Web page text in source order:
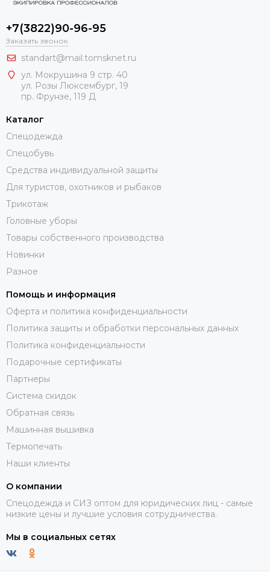
+7(3822)90-96-95
Заказать звонок
standart@mail.tomsknet.ru
ул. Мокрушина 9 стр. 40
ул. Розы Люксембург, 19
пр. Фрунзе, 119 Д
Каталог
Спецодежда
Спецобувь
Средства индивидуальной защиты
Для туристов, охотников и рыбаков
Трикотаж
Головные уборы
Товары собственного производства
Новинки
Разное
Помощь и информация
Оферта и политика конфиденциальности
Политика защиты и обработки персональных данных
Политика конфиденциальности
Подарочные сертификаты
Партнеры
Система скидок
Обратная связь
Машинная вышивка
Термопечать
Наши клиенты
О компании
Спецодежда и СИЗ оптом для юридических лиц - самые
низкие цены и лучшие условия сотрудничества.
Мы в социальных сетях